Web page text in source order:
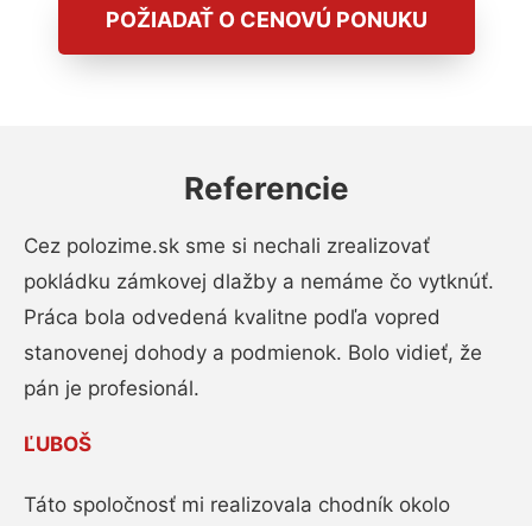
POŽIADAŤ O CENOVÚ PONUKU
Referencie
Cez polozime.sk sme si nechali zrealizovať
pokládku zámkovej dlažby a nemáme čo vytknúť.
Práca bola odvedená kvalitne podľa vopred
stanovenej dohody a podmienok. Bolo vidieť, že
pán je profesionál.
ĽUBOŠ
Táto spoločnosť mi realizovala chodník okolo